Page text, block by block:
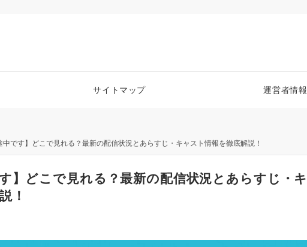
サイトマップ 運営者情報
中です】どこで見れる？最新の配信状況とあらすじ・キャスト情報を徹底解説！
】どこで見れる？最新の配信状況とあらすじ・キ
！